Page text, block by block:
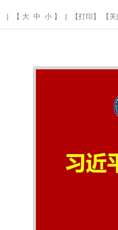
| 【 大 中 小 】 | 【打印】 【